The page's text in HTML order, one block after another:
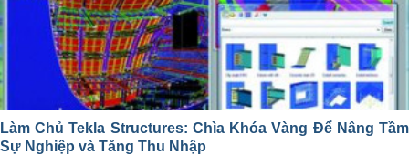
Làm Chủ Tekla Structures: Chìa Khóa Vàng Để Nâng Tầm
Sự Nghiệp và Tăng Thu Nhập